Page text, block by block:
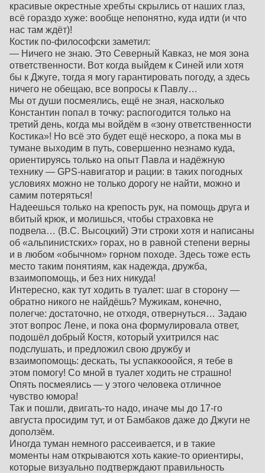
красивые окрестные хребты скрылись от наших глаз,
всё гораздо хуже: вообще непонятно, куда идти (и что
нас там ждёт)!
Костик по-философски заметил:
— Ничего не знаю. Это Северный Кавказ, не моя зона
ответственности. Вот когда выйдем к Синей или хотя
бы к Джуге, тогда я могу гарантировать погоду, а здесь
ничего не обещаю, все вопросы к Павлу…
Мы от души посмеялись, ещё не зная, насколько
Константин попал в точку: распогодится только на
третий день, когда мы войдём в «зону ответственности
Костика»! Но всё это будет ещё нескоро, а пока мы в
тумане выходим в путь, совершенно незнамо куда,
ориентируясь только на опыт Павла и надёжную
технику — GPS-навигатор и рации: в таких погодных
условиях можно не только дорогу не найти, можно и
самим потеряться!
Надеешься только на крепость рук, на помощь друга и
вбитый крюк, и молишься, чтобы страховка не
подвела… (В.С. Высоцкий) Эти строки хотя и написаны
об «альпинистских» горах, но в равной степени верны
и в любом «обычном» горном походе. Здесь тоже есть
место таким понятиям, как надежда, дружба,
взаимопомощь, и без них никуда!
Интересно, как тут ходить в туалет: шаг в сторону —
обратно никого не найдёшь? Мужикам, конечно,
полегче: достаточно, не отходя, отвернуться… Задаю
этот вопрос Лене, и пока она формулировала ответ,
подошёл добрый Костя, который ухитрился нас
подслушать, и предложил свою дружбу и
взаимопомощь: дескать, ты успаккооойся, я тебе в
этом помогу! Со мной в туалет ходить не страшно!
Опять посмеялись — у этого человека отличное
чувство юмора!
Так и пошли, двигать-то надо, иначе мы до 17-го
августа просидим тут, и от Бамбаков даже до Джуги не
доползём.
Иногда туман немного рассеивается, и в такие
моменты нам открываются хоть какие-то ориентиры,
которые визуально подтверждают правильность